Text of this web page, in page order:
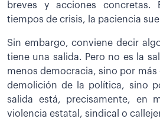
breves y acciones concretas.
tiempos de crisis, la paciencia
Sin embargo, conviene decir
tiene una salida. Pero no es la
menos democracia, sino por
demolición de la política, sino
salida está, precisamente, en
violencia estatal, sindical o